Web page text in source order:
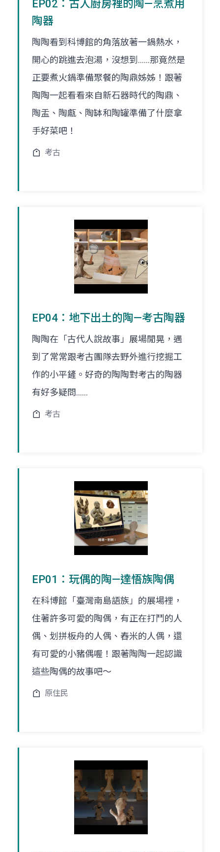
EP02：古人廚房裡的陶—烹煮用
陶器
陶陶看到科博館的角落放著一鍋熱水，
開心的跳進去泡湯，沒想到......那竟然是
正要煮火鍋準備聚餐的陶鼎姊姊！跟著
陶陶一起看看來自新石器時代的陶鼎、
陶盂、陶甗、陶缽和陶罐準備了什麼拿
手好菜吧！
考古
EP04：地下出土的陶—考古陶器
陶陶在「古代人說故事」展場閒晃，遇
到了常常跟考古團隊去野外進行挖掘工
作的小平鏟。好奇的陶陶對考古的陶器
有好多疑問......
考古
EP01：玩偶的陶—達悟族陶偶
在科博館「臺灣南島語族」的展場裡，
住著許多可愛的陶偶，有正在打鬥的人
偶、划拼板舟的人偶、舂米的人偶，還
有可愛的小豬偶喔！跟著陶陶一起認識
這些陶偶的故事吧～
原住民